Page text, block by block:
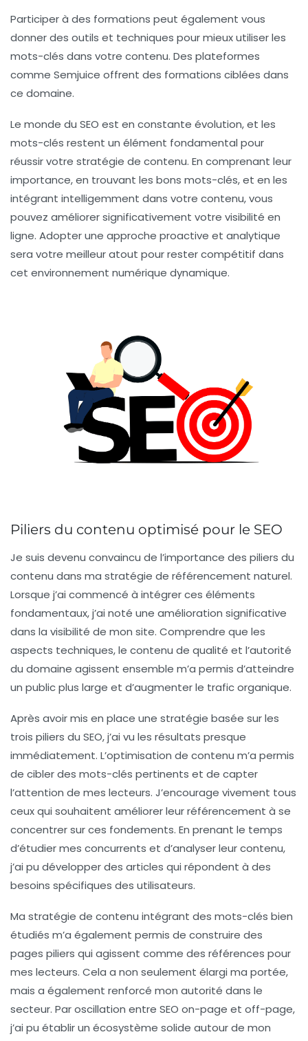
Participer à des formations peut également vous
donner des outils et techniques pour mieux utiliser les
mots-clés dans votre contenu. Des plateformes
comme Semjuice offrent des formations ciblées dans
ce domaine.
Le monde du SEO est en constante évolution, et les
mots-clés restent un élément fondamental pour
réussir votre stratégie de contenu. En comprenant leur
importance, en trouvant les bons mots-clés, et en les
intégrant intelligemment dans votre contenu, vous
pouvez améliorer significativement votre visibilité en
ligne. Adopter une approche proactive et analytique
sera votre meilleur atout pour rester compétitif dans
cet environnement numérique dynamique.
Piliers du contenu optimisé pour le SEO
Je suis devenu convaincu de l’importance des piliers du
contenu dans ma stratégie de référencement naturel.
Lorsque j’ai commencé à intégrer ces éléments
fondamentaux, j’ai noté une amélioration significative
dans la visibilité de mon site. Comprendre que les
aspects techniques, le contenu de qualité et l’autorité
du domaine agissent ensemble m’a permis d’atteindre
un public plus large et d’augmenter le trafic organique.
Après avoir mis en place une stratégie basée sur les
trois piliers du SEO, j’ai vu les résultats presque
immédiatement. L’optimisation de contenu m’a permis
de cibler des mots-clés pertinents et de capter
l’attention de mes lecteurs. J’encourage vivement tous
ceux qui souhaitent améliorer leurréférencement à se
concentrer sur ces fondements. En prenant le temps
d’étudier mes concurrents et d’analyser leur contenu,
j’ai pu développer des articles qui répondent à des
besoins spécifiques des utilisateurs.
Ma stratégie de contenu intégrant des mots-clés bien
étudiés m’a également permis de construire des
pages piliers qui agissent comme des références pour
mes lecteurs. Cela a non seulement élargi ma portée,
mais a également renforcé mon autorité dans le
secteur. Par oscillation entre SEO on-page et off-page,
j’ai pu établir un écosystème solide autour de mon